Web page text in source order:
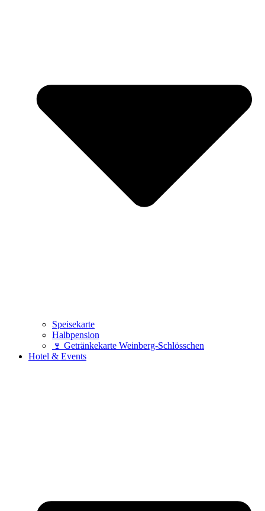
Speisekarte
Halbpension
🍷 Getränkekarte Weinberg-Schlösschen
Hotel & Events